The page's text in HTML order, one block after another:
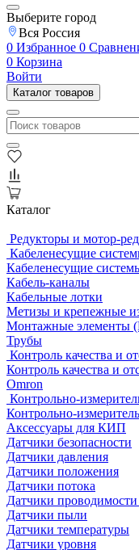
Выберите город
Вся Россия
0 Избранное 0
0 Корзина
Войти
Каталог товаров
Каталог
Редукторы и мотор-
Кабеленесущие
Кабеленесущие
Кабель-каналы
Кабельные лотки
Метизы и крепежные
Монтажные элементы
Трубы
Контроль качества и
Контроль качества и
Omron
Контрольно-
Контрольно-
Аксессуары для КИП
Датчики безопасности
Датчики давления
Датчики положения
Датчики потока
Датчики
Датчики пыли
Датчики температуры
Датчики уровня